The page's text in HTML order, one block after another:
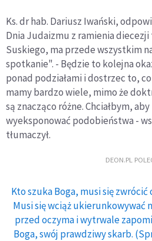
Ks. dr hab. Dariusz Iwański,
Dnia Judaizmu z ramienia
Suskiego, ma przede wszystkim
spotkanie". - Będzie to kolejna
ponad podziałami i dostrzec to,
mamy bardzo wiele, mimo że
są znacząco różne. Chciałbym, aby
wyeksponować podobieństwa -
tłumaczył.
DEON.PL
Kto szuka Boga, musi się
Musi się wciąż ukierunkowywać
przed oczyma i wytrwale
Boga, swój prawdziwy skarb.